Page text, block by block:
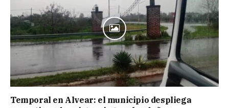
Temporal en Alvear: el municipio despliega